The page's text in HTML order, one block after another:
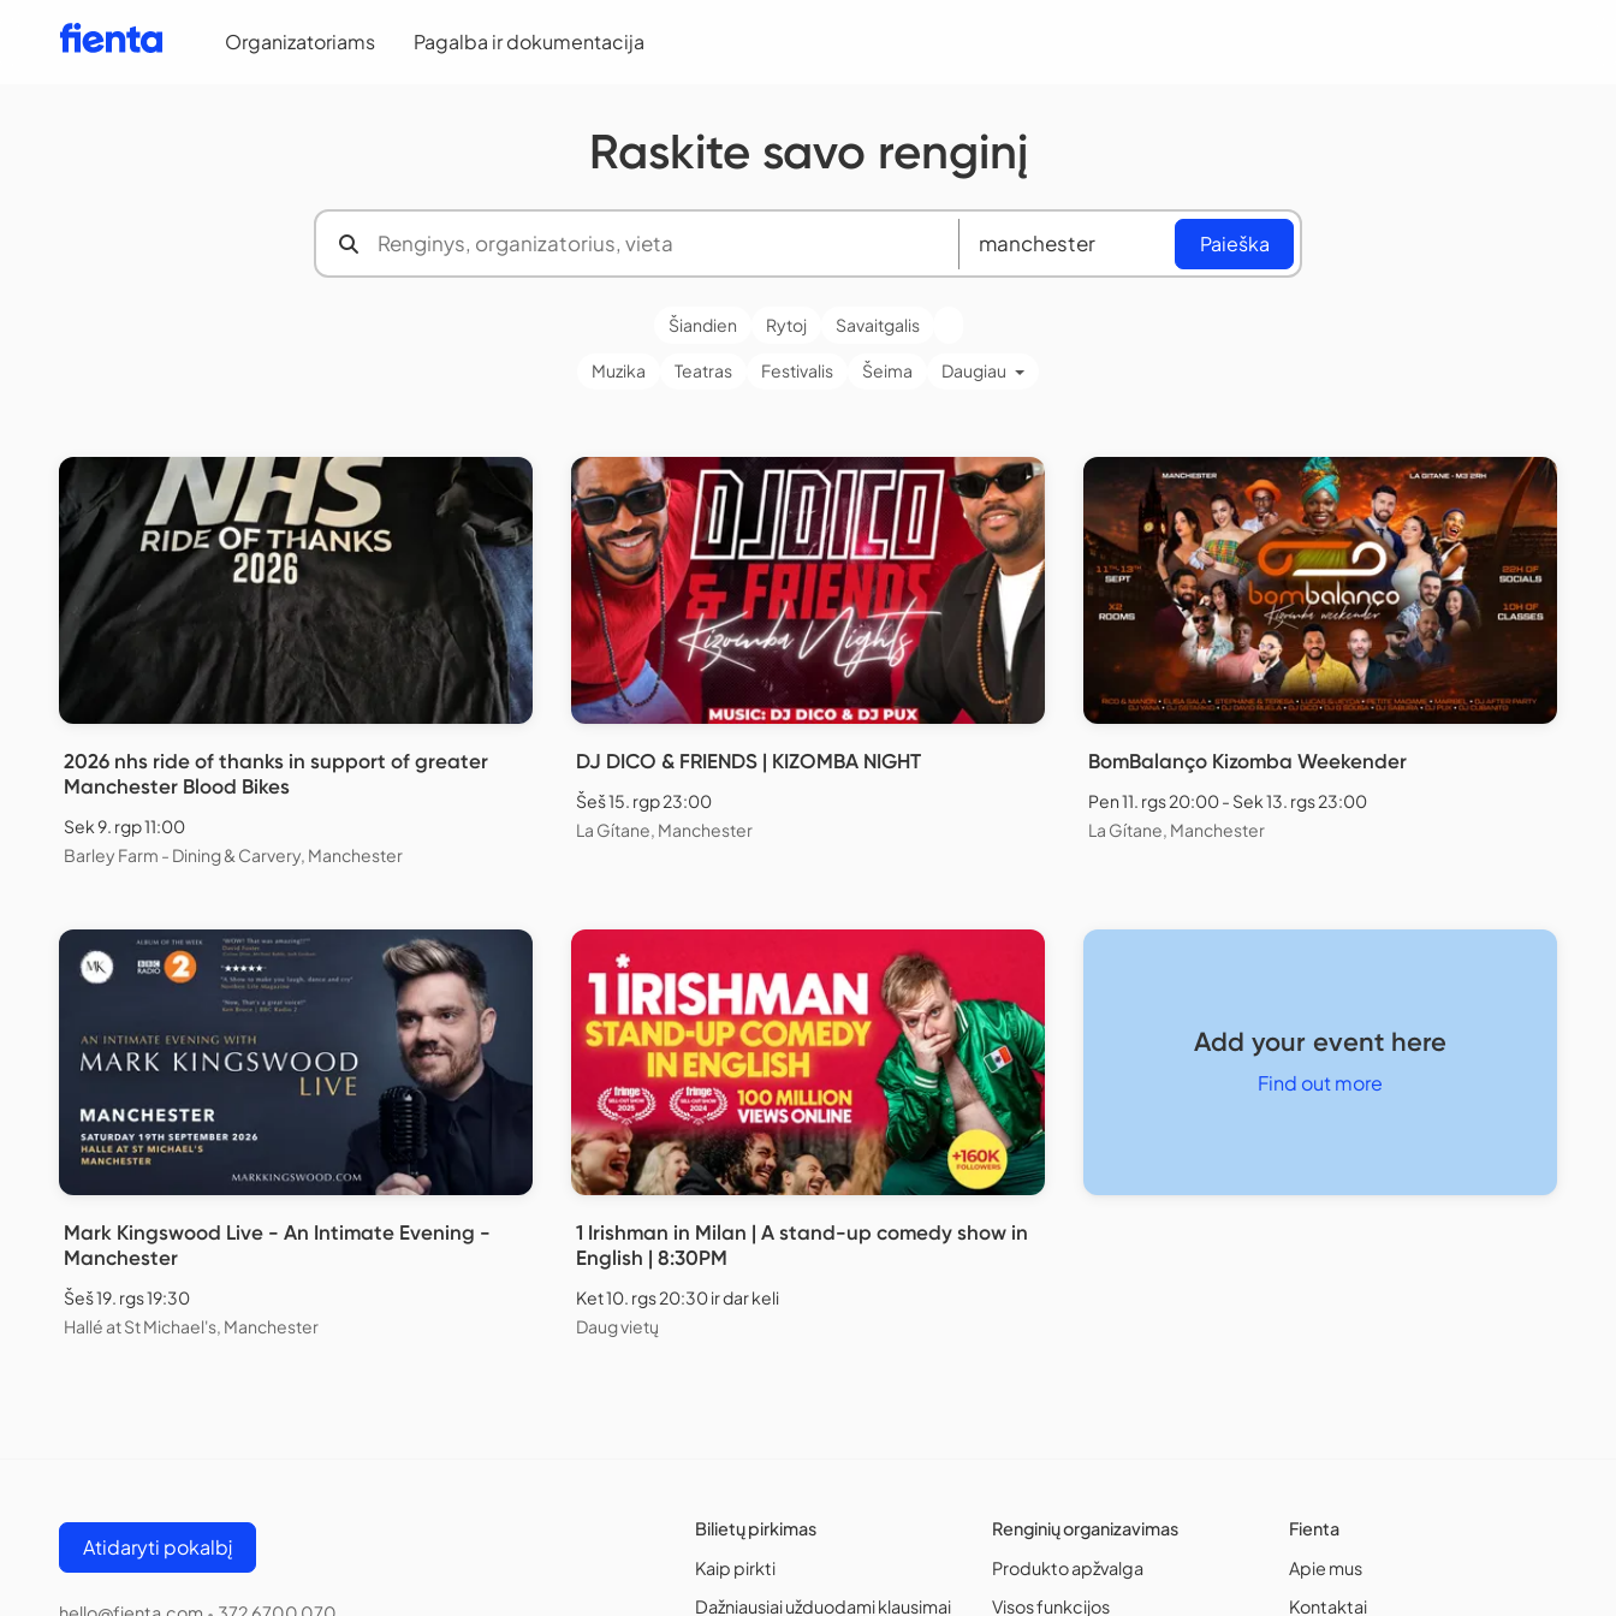
Organizatoriams Pagalba ir dokumentacija
Raskite savo renginį
Paieška
Šiandien Rytoj Savaitgalis
Muzika Teatras Festivalis Šeima Daugiau
2026 nhs ride of thanks in support of greater
Manchester Blood Bikes
Sek 9. rgp 11:00
Barley Farm - Dining & Carvery, Manchester
DJ DICO & FRIENDS | KIZOMBA NIGHT
Šeš 15. rgp 23:00
La Gítane, Manchester
BomBalanço Kizomba Weekender
Pen 11. rgs 20:00 - Sek 13. rgs 23:00
La Gítane, Manchester
Mark Kingswood Live - An Intimate Evening -
Manchester
Šeš 19. rgs 19:30
Hallé at St Michael's, Manchester
1 Irishman in Milan | A stand-up comedy show in
English | 8:30PM
Ket 10. rgs 20:30 ir dar keli
Daug vietų
Add your event here
Find out more
Atidaryti pokalbį
Bilietų pirkimas
Kaip pirkti
Dažniausiai užduodami klausimai
Renginių organizavimas
Produkto apžvalga
Visos funkcijos
Fienta
Apie mus
Kontaktai